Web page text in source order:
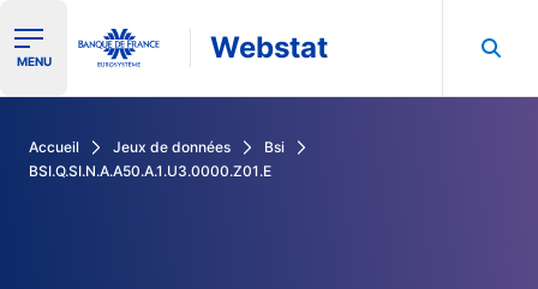
Ouvrir le menu de navigation
MENU Webstat
Accueil Jeux de données
Bsi
BSI.Q.SI.N.A.A50.A.1.U3.0000.Z01.E